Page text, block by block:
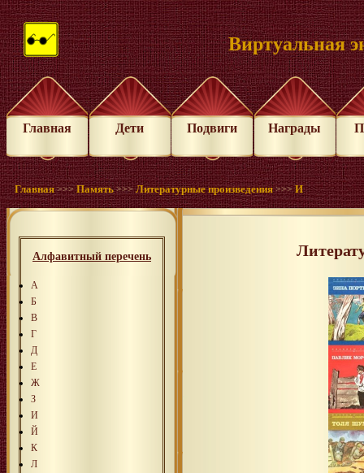
Виртуальная
Главная Дети Подвиги Награды
Главная >>>Память >>>Литературные произведения >>>И
Алфавитный перечень
А
Б
В
Г
Д
Е
Ж
З
И
Й
К
Л